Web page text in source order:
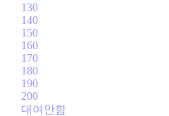
130
140
150
160
170
180
190
200
대여안함